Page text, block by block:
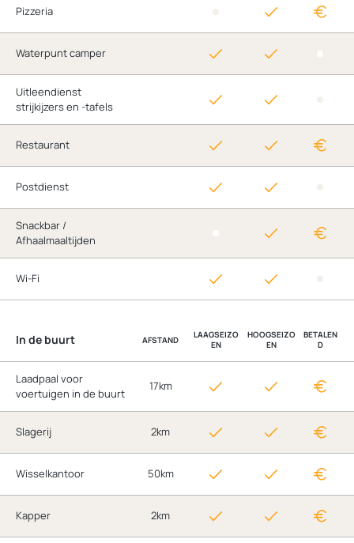
Pizzeria
Waterpunt camper
Uitleendienst
strijkijzers en -tafels
Restaurant
Postdienst
Snackbar /
Afhaalmaaltijden
Wi-Fi
In de buurt AFSTAND
LAAGSEIZO
EN
HOOGSEIZO
EN
BETALEN
D
Laadpaal voor
voertuigen in de buurt
17km
Slagerij 2km
Wisselkantoor 50km
Kapper 2km